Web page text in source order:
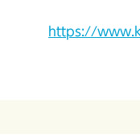
】 https://